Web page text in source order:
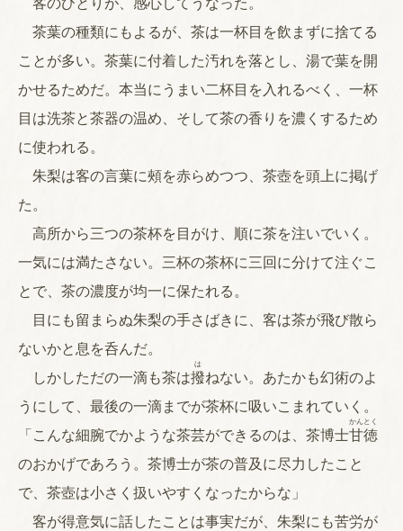
茶葉の種類にもよるが、茶は一杯目を飲まずに捨てる
ことが多い。茶葉に付着した汚れを落とし、湯で葉を開
かせるためだ。本当にうまい二杯目を入れるべく、一杯
目は洗茶と茶器の温め、そして茶の香りを濃くするため
に使われる。
朱梨は客の言葉に頰を赤らめつつ、茶壺を頭上に掲げ
た。
高所から三つの茶杯を目がけ、順に茶を注いでいく。
一気には満たさない。三杯の茶杯に三回に分けて注ぐこ
とで、茶の濃度が均一に保たれる。
目にも留まらぬ朱梨の手さばきに、客は茶が飛び散ら
ないかと息を呑んだ。
しかしただの一滴も茶は撥
は
ねない。あたかも幻術のよ
うにして、最後の一滴までが茶杯に吸いこまれていく。
「こんな細腕でかような茶芸ができるのは、茶博士甘
かん
徳
とく
のおかげであろう。茶博士が茶の普及に尽力したこと
で、茶壺は小さく扱いやすくなったからな」
客が得意気に話したことは事実だが、朱梨にも苦労が